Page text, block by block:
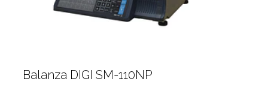
Balanza DIGI SM-110NP